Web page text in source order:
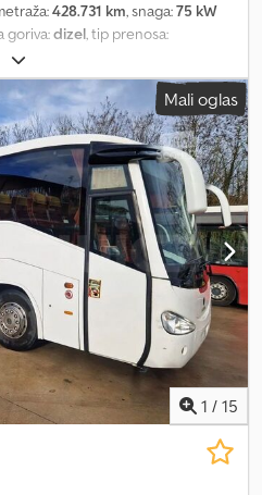
428.731 km, snaga:75 kW
goriva:dizel, tip prenosa:
1, Godina proizvodnje:1999,
kompletna servisna istorija,
vučna spojnica prikolice,
od 12 volti - Električni podizači
- Maglenke - Radio - Radio sa
= Opšte informacije Broj
informacije Broj cilindara: 5
5 brzina, ručni menjač
Nosivost: 1.009 kg Maksimalna
dopuštena masa prikolice:
Boja unutrašnjosti: crna
ključeva: 2 (1 daljinski upravljač)
Dani Autobedrijven B.V.
NL
Mali oglas
1 / 15